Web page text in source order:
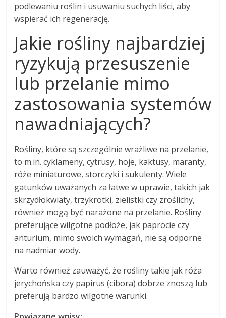
podlewaniu roślin i usuwaniu suchych liści, aby
wspierać ich regenerację.
Jakie rośliny najbardziej
ryzykują przesuszenie
lub przelanie mimo
zastosowania systemów
nawadniających?
Rośliny, które są szczególnie wrażliwe na przelanie,
to m.in. cyklameny, cytrusy, hoje, kaktusy, maranty,
róże miniaturowe, storczyki i sukulenty. Wiele
gatunków uważanych za łatwe w uprawie, takich jak
skrzydłokwiaty, trzykrotki, zielistki czy zroślichy,
również mogą być narażone na przelanie. Rośliny
preferujące wilgotne podłoże, jak paprocie czy
anturium, mimo swoich wymagań, nie są odporne
na nadmiar wody.
Warto również zauważyć, że rośliny takie jak róża
jerychońska czy papirus (cibora) dobrze znoszą lub
preferują bardzo wilgotne warunki.